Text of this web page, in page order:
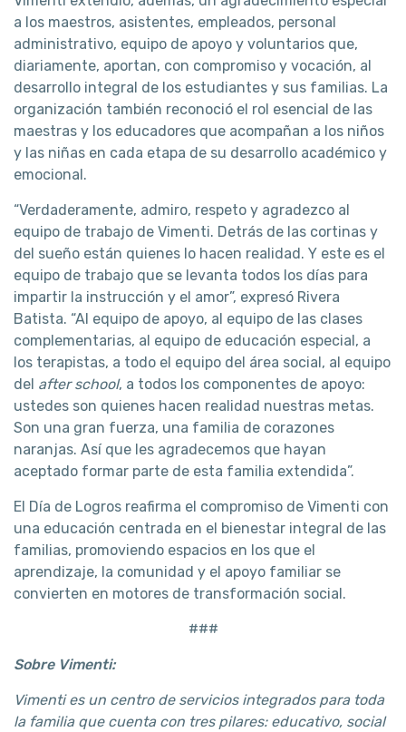
a los maestros, asistentes, empleados, personal
administrativo, equipo de apoyo y voluntarios que,
diariamente, aportan, con compromiso y vocación, al
desarrollo integral de los estudiantes y sus familias. La
organización también reconoció el rol esencial de las
maestras y los educadores que acompañan a los niños
y las niñas en cada etapa de su desarrollo académico y
emocional.
“Verdaderamente, admiro, respeto y agradezco al
equipo de trabajo de Vimenti. Detrás de las cortinas y
del sueño están quienes lo hacen realidad. Y este es el
equipo de trabajo que se levanta todos los días para
impartir la instrucción y el amor”, expresó Rivera
Batista. “Al equipo de apoyo, al equipo de las clases
complementarias, al equipo de educación especial, a
los terapistas, a todo el equipo del área social, al equipo
del after school, a todos los componentes de apoyo:
ustedes son quienes hacen realidad nuestras metas.
Son una gran fuerza, una familia de corazones
naranjas. Así que les agradecemos que hayan
aceptado formar parte de esta familia extendida”.
El Día de Logros reafirma el compromiso de Vimenti con
una educación centrada en el bienestar integral de las
familias, promoviendo espacios en los que el
aprendizaje, la comunidad y el apoyo familiar se
convierten en motores de transformación social.
###
Sobre Vimenti:
Vimenti es un centro de servicios integrados para toda
la familia que cuenta con tres pilares: educativo, social